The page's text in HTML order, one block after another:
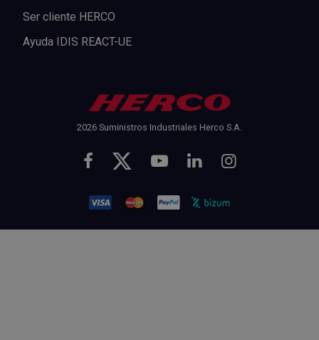
Ser cliente HERCO
Ayuda IDIS REACT-UE
2026 Suministros Industriales Herco S.A.